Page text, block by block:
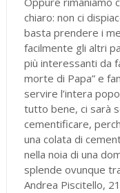
chiaro: non ci
basta prendere i
facilmente gli altri
più interessanti da
morte di Papa” e
servire l’intera
tutto bene, ci sarà
cementificare,
una colata di
nella noia di una
splende ovunque
Andrea Piscitello,